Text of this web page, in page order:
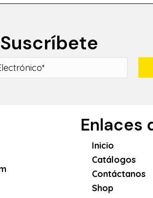
Suscríbete
Enlaces
Inicio
Catálogos
Contáctanos
Shop